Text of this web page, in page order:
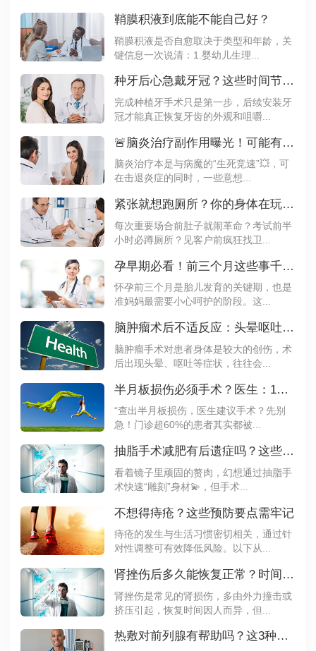
鞘膜积液到底能不能自己好？
鞘膜积液是否自愈取决于类型和年龄，关
键信息一次说清：1.婴幼儿生理...
种牙后心急戴牙冠？这些时间节点要记牢
完成种植牙手术只是第一步，后续安装牙
冠才能真正恢复牙齿的外观和咀嚼...
🚨脑炎治疗副作用曝光！可能有这些
脑炎治疗本是与病魔的“生死竞速”💥，可
在击退炎症的同时，一些意想...
紧张就想跑厕所？你的身体在玩“情绪过山车“！
每次重要场合前肚子就闹革命？考试前半
小时必蹲厕所？见客户前疯狂找卫...
孕早期必看！前三个月这些事千万不能做
怀孕前三个月是胎儿发育的关键期，也是
准妈妈最需要小心呵护的阶段。这...
脑肿瘤术后不适反应：头晕呕吐属于正常现象吗？
脑肿瘤手术对患者身体是较大的创伤，术
后出现头晕、呕吐等症状，往往会...
半月板损伤必须手术？医生：1级损伤做3个动作能自愈
“查出半月板损伤，医生建议手术？先别
急！门诊超60%的患者其实都被...
抽脂手术减肥有后遗症吗？这些风险不得不防
看着镜子里顽固的赘肉，幻想通过抽脂手
术快速“雕刻”身材💫，但手术...
不想得痔疮？这些预防要点需牢记
痔疮的发生与生活习惯密切相关，通过针
对性调整可有效降低风险。以下从...
肾挫伤后多久能恢复正常？时间表来了！
肾挫伤是常见的肾损伤，多由外力撞击或
挤压引起，恢复时间因人而异，但...
热敷对前列腺有帮助吗？这3种情况要绕道